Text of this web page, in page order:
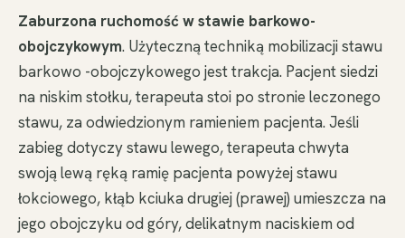
Zaburzona ruchomość w stawie barkowo-
obojczykowym. Użyteczną techniką mobilizacji stawu
barkowo -obojczykowego jest trakcja. Pacjent siedzi
na niskim stołku, terapeuta stoi po stronie leczonego
stawu, za odwiedzionym ramieniem pacjenta. Jeśli
zabieg dotyczy stawu lewego, terapeuta chwyta
swoją lewą ręką ramię pacjenta powyżej stawu
łokciowego, kłąb kciuka drugiej (prawej) umieszcza na
jego obojczyku od góry, delikatnym naciskiem od